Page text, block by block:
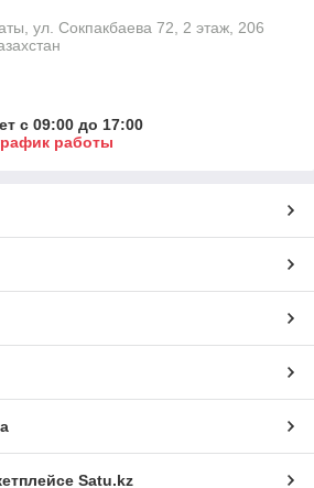
ул. Сокпакбаева 72, 2 этаж, 206
с 09:00 до 17:00
работы
Satu.kz